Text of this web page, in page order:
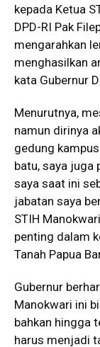
kepada Ketua
DPD-RI Pak
mengarahkan
menghasilkan
kata Gubernur
Menurutnya,
namun dirinya
gedung
batu, saya juga
saya saat ini
jabatan saya
STIH
penting dalam
Tanah Papua
Gubernur
Manokwari ini
bahkan hingga
harus menjadi